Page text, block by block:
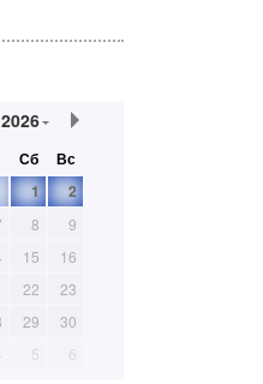
2026
Сб
Вс
1
2
8
9
15
16
22
23
29
30
5 6